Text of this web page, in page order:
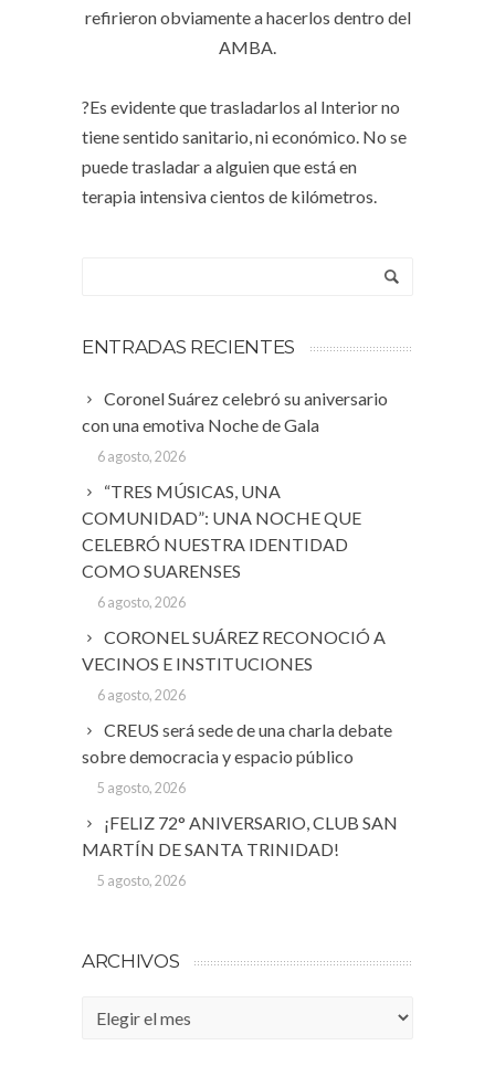
refirieron obviamente a hacerlos dentro del
AMBA.
?Es evidente que trasladarlos al Interior no
tiene sentido sanitario, ni económico. No se
puede trasladar a alguien que está en
terapia intensiva cientos de kilómetros.
ENTRADAS RECIENTES
Coronel Suárez celebró su aniversario
con una emotiva Noche de Gala
6 agosto, 2026
“TRES MÚSICAS, UNA
COMUNIDAD”: UNA NOCHE QUE
CELEBRÓ NUESTRA IDENTIDAD
COMO SUARENSES
6 agosto, 2026
CORONEL SUÁREZ RECONOCIÓ A
VECINOS E INSTITUCIONES
6 agosto, 2026
CREUS será sede de una charla debate
sobre democracia y espacio público
5 agosto, 2026
¡FELIZ 72° ANIVERSARIO, CLUB SAN
MARTÍN DE SANTA TRINIDAD!
5 agosto, 2026
ARCHIVOS
Archivos